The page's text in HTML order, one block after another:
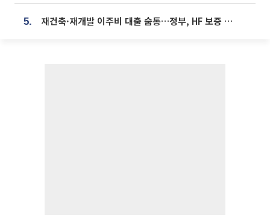
5. 재건축·재개발 이주비 대출 숨통…정부, HF 보증 신설 추진